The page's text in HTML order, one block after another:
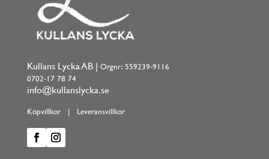
Kullans Lycka AB | Orgnr: 559239-9116
0702-17 78 74
info@kullanslycka.se
Köpvillkor| Leveransvillkor